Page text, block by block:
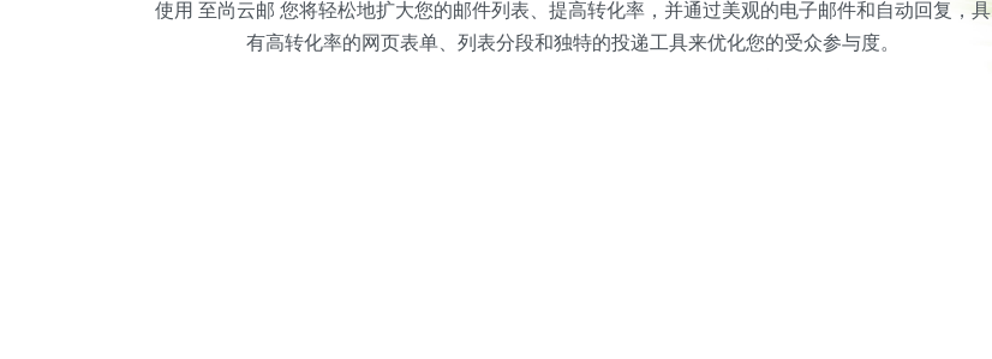
使用 至尚云邮 您将轻松地扩大您的邮件列表、提高转化率，并通过美观的电子邮件和自动回复，具
有高转化率的网页表单、列表分段和独特的投递工具来优化您的受众参与度。